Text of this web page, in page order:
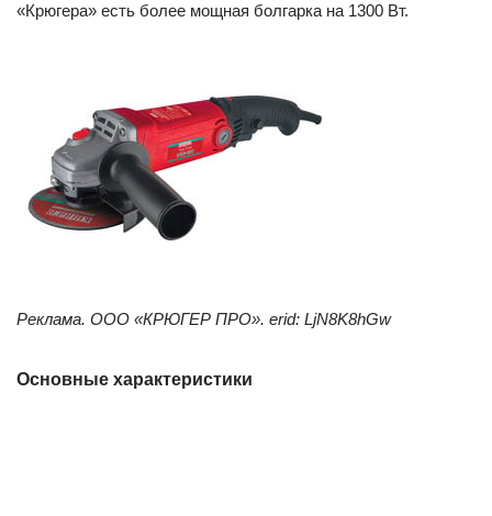
«Крюгера» есть более мощная болгарка на 1300 Вт.
Реклама. ООО «КРЮГЕР ПРО». erid: LjN8K8hGw
Основные характеристики